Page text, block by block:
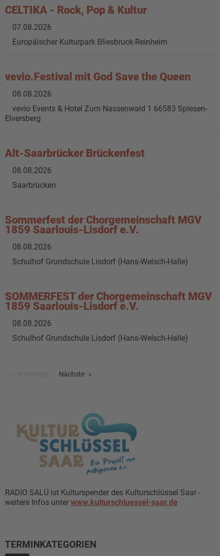
CELTIKA - Rock, Pop & Kultur
07.08.2026
Europäischer Kulturpark Bliesbruck-Reinheim
vevio.Festival mit God Save the Queen
08.08.2026
vevio Events & Hotel Zum Nassenwald 1 66583 Spiesen-
Elversberg
Alt-Saarbrücker Brückenfest
08.08.2026
Saarbrücken
Sommerfest der Chorgemeinschaft MGV
1859 Saarlouis-Lisdorf e.V.
08.08.2026
Schulhof Grundschule Lisdorf (Hans-Welsch-Halle)
SOMMERFEST der Chorgemeinschaft MGV
1859 Saarlouis-Lisdorf e.V.
08.08.2026
Schulhof Grundschule Lisdorf (Hans-Welsch-Halle)
Nächste
RADIO SALÜ ist Kulturspender des Kulturschlüssel Saar -
weitere Infos unter www.kulturschluessel-saar.de
TERMINKATEGORIEN